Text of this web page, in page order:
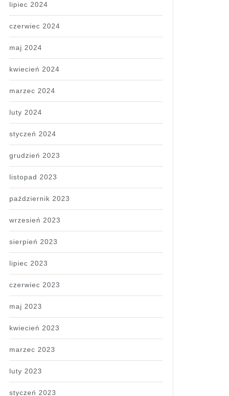
lipiec 2024
czerwiec 2024
maj 2024
kwiecień 2024
marzec 2024
luty 2024
styczeń 2024
grudzień 2023
listopad 2023
październik 2023
wrzesień 2023
sierpień 2023
lipiec 2023
czerwiec 2023
maj 2023
kwiecień 2023
marzec 2023
luty 2023
styczeń 2023